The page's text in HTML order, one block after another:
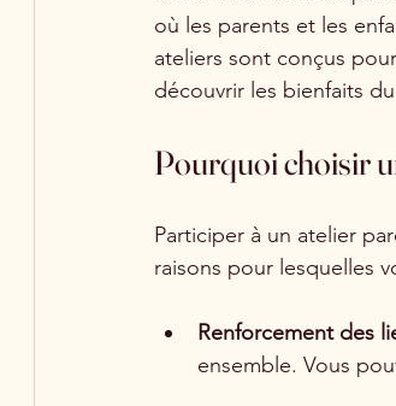
où les parents et les
ateliers sont conçus
découvrir les bienfaits
Pourquoi choisir
Participer à un atelier
raisons pour lesquelles
Renforcement des
ensemble. Vous